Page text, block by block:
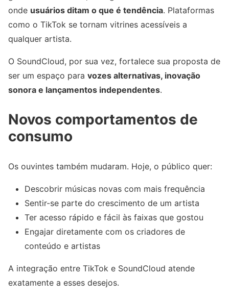
onde usuários ditam o que é tendência. Plataformas
como o TikTok se tornam vitrines acessíveis a
qualquer artista.
O SoundCloud, por sua vez, fortalece sua proposta de
ser um espaço para vozes alternativas, inovação
sonora e lançamentos independentes.
Novos comportamentos de
consumo
Os ouvintes também mudaram. Hoje, o público quer:
Descobrir músicas novas com mais frequência
Sentir-se parte do crescimento de um artista
Ter acesso rápido e fácil às faixas que gostou
Engajar diretamente com os criadores de
conteúdo e artistas
A integração entre TikTok e SoundCloud atende
exatamente a esses desejos.